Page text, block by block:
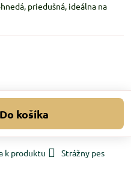
priedušná, ideálna na
Do košíka
k produktu
Strážny pes